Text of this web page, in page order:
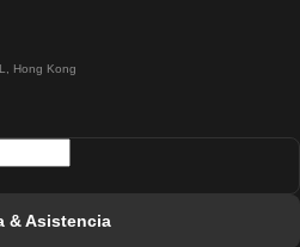
Lisboa A Madrid
Hong Kong
& Asistencia